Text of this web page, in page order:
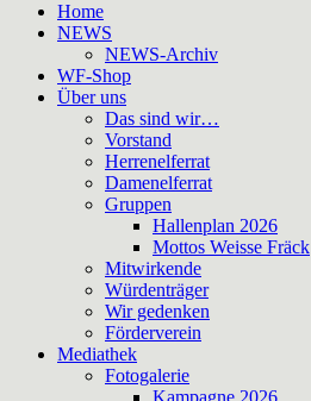
Home
NEWS
NEWS-Archiv
WF-Shop
Über uns
Das sind wir…
Vorstand
Herrenelferrat
Damenelferrat
Gruppen
Hallenplan 2026
Mottos Weisse Fräck
Mitwirkende
Würdenträger
Wir gedenken
Förderverein
Mediathek
Fotogalerie
Kampagne 2026